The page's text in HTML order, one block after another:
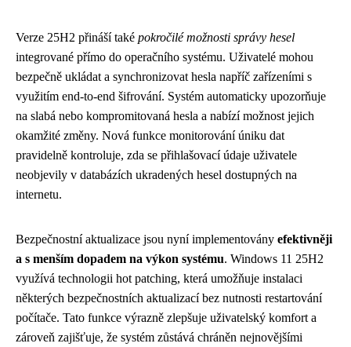
Verze 25H2 přináší také pokročilé možnosti správy hesel
integrované přímo do operačního systému. Uživatelé mohou
bezpečně ukládat a synchronizovat hesla napříč zařízeními s
využitím end-to-end šifrování. Systém automaticky upozorňuje
na slabá nebo kompromitovaná hesla a nabízí možnost jejich
okamžité změny. Nová funkce monitorování úniku dat
pravidelně kontroluje, zda se přihlašovací údaje uživatele
neobjevily v databázích ukradených hesel dostupných na
internetu.
Bezpečnostní aktualizace jsou nyní implementovány efektivněji
a s menším dopadem na výkon systému. Windows 11 25H2
využívá technologii hot patching, která umožňuje instalaci
některých bezpečnostních aktualizací bez nutnosti restartování
počítače. Tato funkce výrazně zlepšuje uživatelský komfort a
zároveň zajišťuje, že systém zůstává chráněn nejnovějšími